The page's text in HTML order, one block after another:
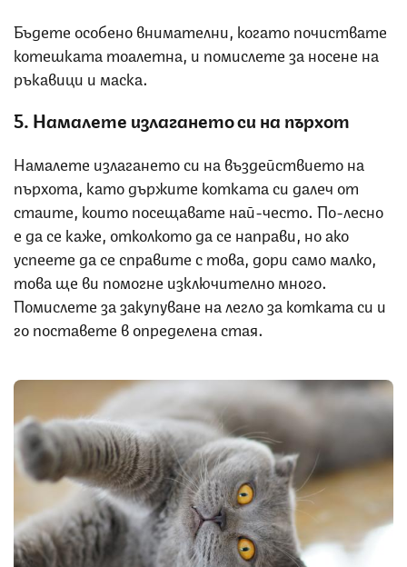
Бъдете особено внимателни, когато почиствате
котешката тоалетна, и помислете за носене на
ръкавици и маска.
5. Намалете излагането си на пърхот
Намалете излагането си на въздействието на
пърхота, като държите котката си далеч от
стаите, които посещавате най-често. По-лесно
е да се каже, отколкото да се направи, но ако
успеете да се справите с това, дори само малко,
това ще ви помогне изключително много.
Помислете за закупуване на легло за котката си и
го поставете в определена стая.